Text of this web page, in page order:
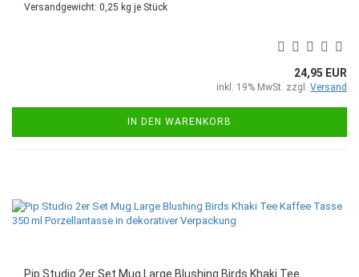
Versandgewicht: 0,25 kg je Stück
24,95 EUR
inkl. 19% MwSt. zzgl. Versand
IN DEN WARENKORB
Pip Studio 2er Set Mug Large Blushing Birds Khaki Tee